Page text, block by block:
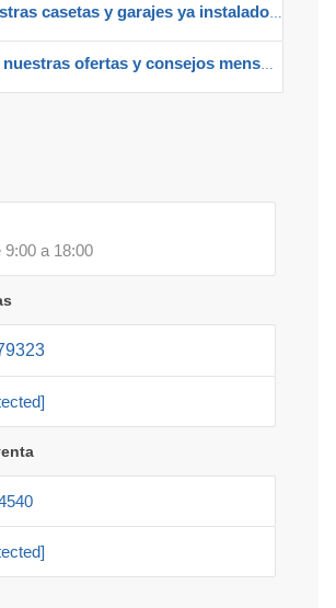
casetas y garajes ya instalados!
ofertas y consejos mensuales
9:00 a 18:00